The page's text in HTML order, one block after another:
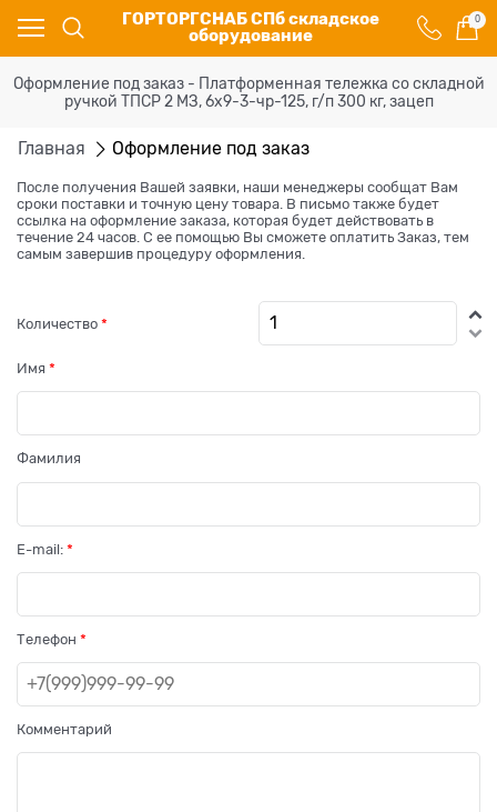
ГОРТОРГСНАБ СПб складское
оборудование
0
Оформление под заказ - Платформенная тележка со складной
ручкой ТПСР 2 МЗ, 6х9-3-чр-125, г/п 300 кг, зацеп
Главная Оформление под заказ
После получения Вашей заявки, наши менеджеры сообщат Вам
сроки поставки и точную цену товара. В письмо также будет
ссылка на оформление заказа, которая будет действовать в
течение 24 часов. С ее помощью Вы сможете оплатить Заказ, тем
самым завершив процедуру оформления.
Количество
Имя
Фамилия
E-mail:
Телефон
Комментарий